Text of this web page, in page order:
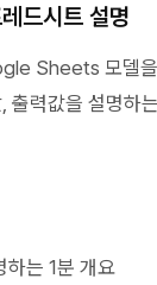
드시트 설명
Sheets 모델
출력값을 설명하
하는 1분 개요